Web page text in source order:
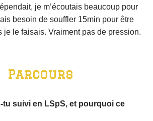
je m’écoutais beaucoup pour
besoin de souffler 15min pour être
je le faisais. Vraiment pas de pression.
Parcours
tu suivi en LSpS, et pourquoi ce